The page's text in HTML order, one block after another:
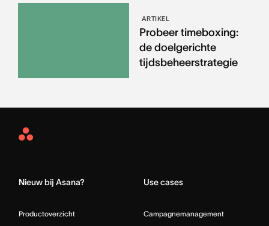
ARTIKEL
Probeer timeboxing:
de doelgerichte
tijdsbeheerstrategie
Asana
Nieuw bij Asana?
Productoverzicht
Use cases
Campagnemanagement